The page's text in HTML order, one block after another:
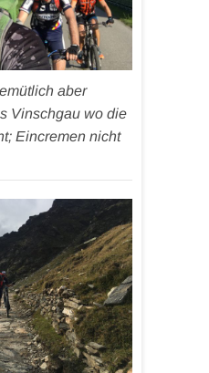
aber
Vinschgau wo die
Eincremen nicht